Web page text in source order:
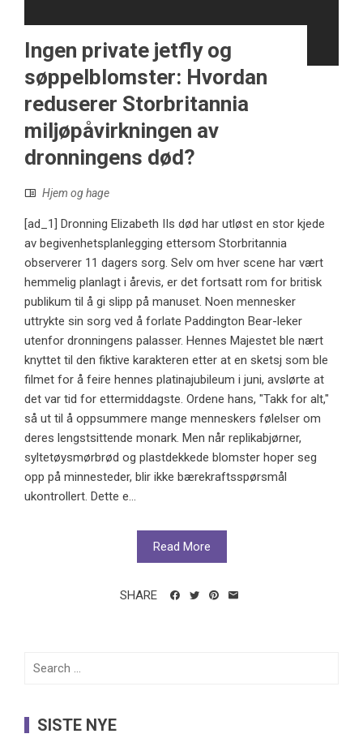
Ingen private jetfly og
søppelblomster: Hvordan
reduserer Storbritannia
miljøpåvirkningen av
dronningens død?
Hjem og hage
[ad_1] Dronning Elizabeth IIs død har utløst en stor kjede
av begivenhetsplanlegging ettersom Storbritannia
observerer 11 dagers sorg. Selv om hver scene har vært
hemmelig planlagt i årevis, er det fortsatt rom for britisk
publikum til å gi slipp på manuset. Noen mennesker
uttrykte sin sorg ved å forlate Paddington Bear-leker
utenfor dronningens palasser. Hennes Majestet ble nært
knyttet til den fiktive karakteren etter at en sketsj som ble
filmet for å feire hennes platinajubileum i juni, avslørte at
det var tid for ettermiddagste. Ordene hans, "Takk for alt,"
så ut til å oppsummere mange menneskers følelser om
deres lengstsittende monark. Men når replikabjørner,
syltetøysmørbrød og plastdekkede blomster hoper seg
opp på minnesteder, blir ikke bærekraftsspørsmål
ukontrollert. Dette e...
Read More
SHARE
Search
SISTE NYE